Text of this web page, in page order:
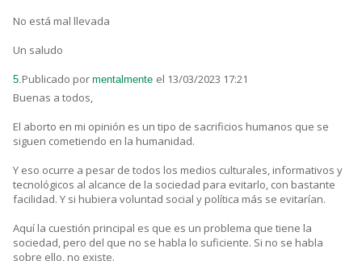
No está mal llevada
Un saludo
5.Publicado por mentalmente el 13/03/2023 17:21
Buenas a todos,
El aborto en mi opinión es un tipo de sacrificios humanos que se
siguen cometiendo en la humanidad.
Y eso ocurre a pesar de todos los medios culturales, informativos y
tecnológicos al alcance de la sociedad para evitarlo, con bastante
facilidad. Y si hubiera voluntad social y política más se evitarían.
Aquí la cuestión principal es que es un problema que tiene la
sociedad, pero del que no se habla lo suficiente. Si no se habla
sobre ello, no existe.